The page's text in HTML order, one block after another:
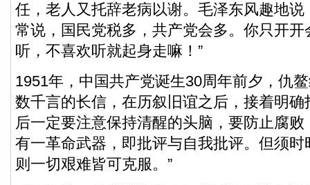
任，老人又托辞老病以谢。毛泽东风趣地说
常说，国民党税多，共产党会多。你只开
听，不喜欢听就起身走嘛！”
1951年，中国共产党诞生30周年前夕，仇
数千言的长信，在历叙旧谊之后，接着明
后一定要注意保持清醒的头脑，要防止腐败
有一革命武器，即批评与自我批评。但须
则一切艰难皆可克服。”